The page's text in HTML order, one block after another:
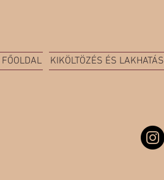
FŐOLDAL KIKÖLTÖZÉS ÉS LAKHATÁS